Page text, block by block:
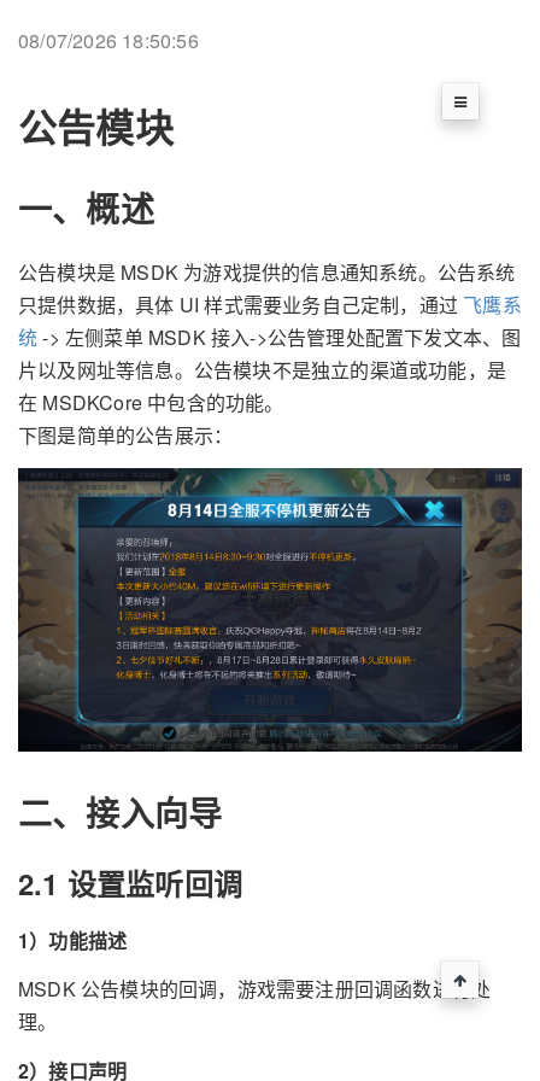
08/07/2026 18:50:56
公告模块
一、概述
公告模块是 MSDK 为游戏提供的信息通知系统。公告系统
只提供数据，具体 UI 样式需要业务自己定制，通过 飞鹰系
统-> 左侧菜单 MSDK 接入->公告管理处配置下发文本、图
片以及网址等信息。公告模块不是独立的渠道或功能，是
在 MSDKCore 中包含的功能。
下图是简单的公告展示：
二、接入向导
2.1 设置监听回调
1）功能描述
MSDK 公告模块的回调，游戏需要注册回调函数进行处
理。
2）接口声明